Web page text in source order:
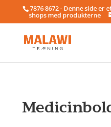
7876 8672 - Denne side
shops med produkterne